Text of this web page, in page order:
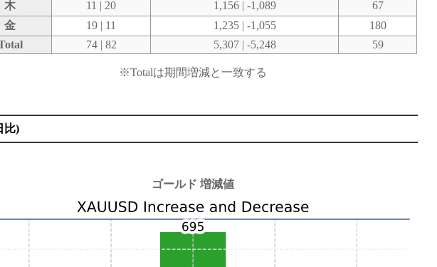
木
11 | 20 1,156 | -1,089
67
金
19 | 11 1,235 | -1,055
180
74 | 82 5,307 | -5,248 59
※Totalは期間増減と一致する
比)
ゴールド 増減値